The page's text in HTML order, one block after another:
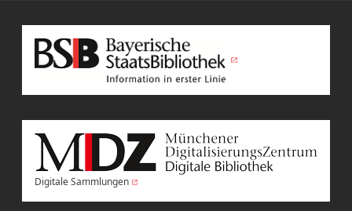
Digitale Sammlungen